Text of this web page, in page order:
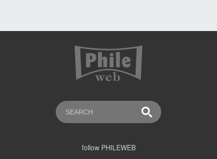
follow PHILEWEB